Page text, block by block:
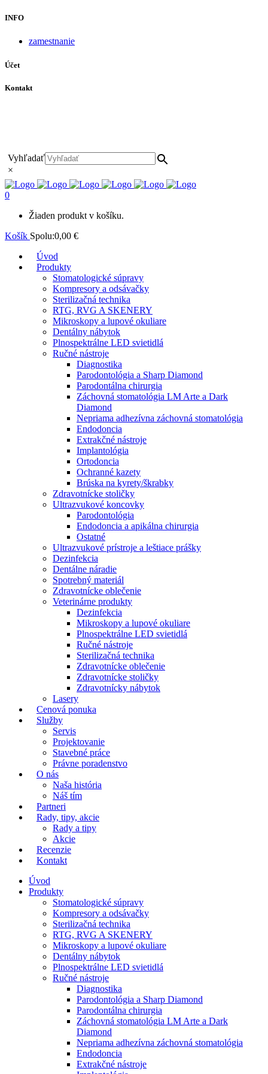
INFO
zamestnanie
Účet
Kontakt
Vyhľadať
×
0
Žiaden produkt v košíku.
Košík Spolu:0,00 €
Úvod
Produkty
Stomatologické súpravy
Kompresory a odsávačky
Sterilizačná technika
RTG, RVG A SKENERY
Mikroskopy a lupové okuliare
Dentálny nábytok
Plnospektrálne LED svietidlá
Ručné nástroje
Diagnostika
Parodontológia a Sharp Diamond
Parodontálna chirurgia
Záchovná stomatológia LM Arte a Dark
Diamond
Nepriama adhezívna záchovná stomatológia
Endodoncia
Extrakčné nástroje
Implantológia
Ortodoncia
Ochranné kazety
Brúska na kyrety/škrabky
Zdravotnícke stoličky
Ultrazvukové koncovky
Parodontológia
Endodoncia a apikálna chirurgia
Ostatné
Ultrazvukové prístroje a leštiace prášky
Dezinfekcia
Dentálne náradie
Spotrebný materiál
Zdravotnícke oblečenie
Veterinárne produkty
Dezinfekcia
Mikroskopy a lupové okuliare
Plnospektrálne LED svietidlá
Ručné nástroje
Sterilizačná technika
Zdravotnícke oblečenie
Zdravotnícke stoličky
Zdravotnícky nábytok
Lasery
Cenová ponuka
Služby
Servis
Projektovanie
Stavebné práce
Právne poradenstvo
O nás
Naša história
Náš tím
Partneri
Rady, tipy, akcie
Rady a tipy
Akcie
Recenzie
Kontakt
Úvod
Produkty
Stomatologické súpravy
Kompresory a odsávačky
Sterilizačná technika
RTG, RVG A SKENERY
Mikroskopy a lupové okuliare
Dentálny nábytok
Plnospektrálne LED svietidlá
Ručné nástroje
Diagnostika
Parodontológia a Sharp Diamond
Parodontálna chirurgia
Záchovná stomatológia LM Arte a Dark
Diamond
Nepriama adhezívna záchovná stomatológia
Endodoncia
Extrakčné nástroje